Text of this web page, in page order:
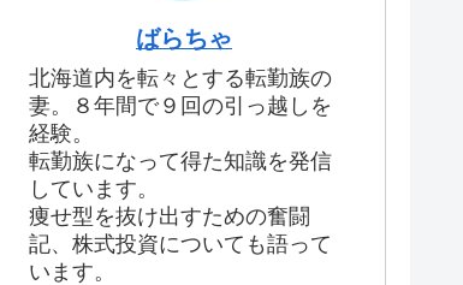
ばらちゃ
北海道内を転々とする転勤族の
妻。８年間で９回の引っ越しを
経験。
転勤族になって得た知識を発信
しています。
痩せ型を抜け出すための奮闘
記、株式投資についても語って
います。